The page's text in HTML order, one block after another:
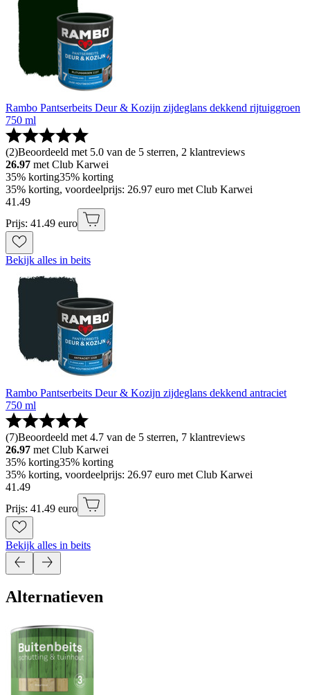
Rambo Pantserbeits Deur & Kozijn zijdeglans dekkend rijtuiggroen
750 ml
(2)Beoordeeld met 5.0 van de 5 sterren, 2 klantreviews
26.97 met Club Karwei
35% korting35% korting
35% korting, voordeelprijs: 26.97 euro met Club Karwei
41 .49
Prijs: 41.49 euro
Bekijk alles in beits
Rambo Pantserbeits Deur & Kozijn zijdeglans dekkend antraciet
750 ml
(7)Beoordeeld met 4.7 van de 5 sterren, 7 klantreviews
26.97 met Club Karwei
35% korting35% korting
35% korting, voordeelprijs: 26.97 euro met Club Karwei
41 .49
Prijs: 41.49 euro
Bekijk alles in beits
Alternatieven